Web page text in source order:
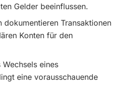
Gelder beeinflussen.
dokumentieren Transaktionen
Konten für den
eines
eine vorausschauende